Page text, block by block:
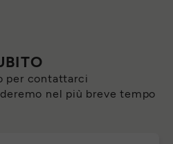
per contattarci
nel più breve tempo